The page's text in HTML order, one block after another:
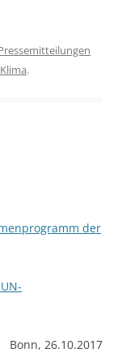
Klima.
der
Bonn, 26.10.2017